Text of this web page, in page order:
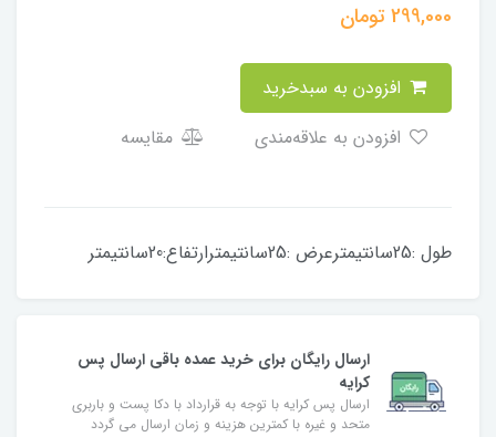
299,000تومان
مقایسه
طول :25سانتیمترعرض :25سانتیمترارتفاع:20سانتیمتر
ارسال رایگان برای خرید عمده باقی ارسال پس
کرایه
ارسال پس کرایه با توجه به قرارداد با دکا پست و باربری
متحد و غیره با کمترین هزینه و زمان ارسال می گردد